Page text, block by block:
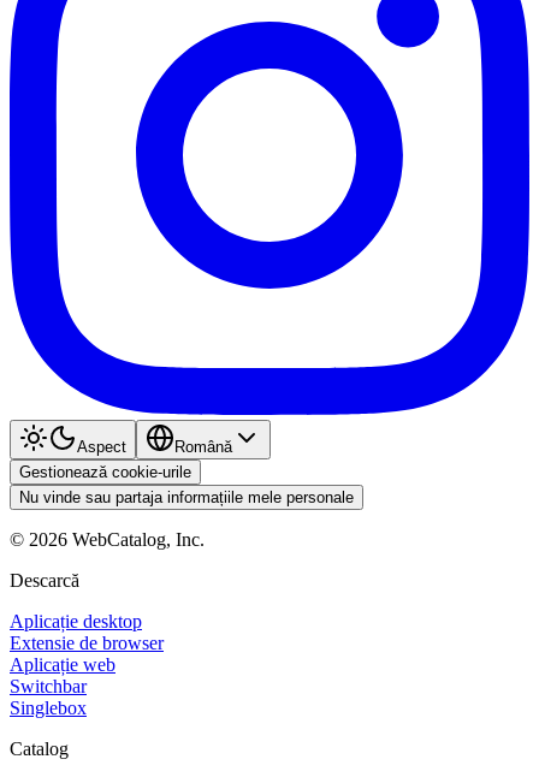
Aspect
Română
Gestionează cookie-urile
Nu vinde sau partaja informațiile mele personale
© 2026 WebCatalog, Inc.
Descarcă
Aplicație desktop
Extensie de browser
Aplicație web
Switchbar
Singlebox
Catalog